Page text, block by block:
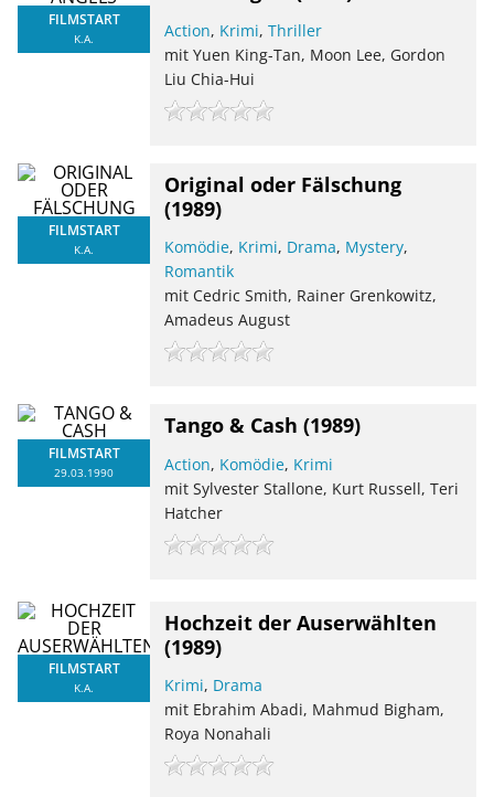
FILMSTART
K.A. Action, Krimi,Thriller
mit Yuen King-Tan, Moon Lee, Gordon
Liu Chia-Hui
FILMSTART
K.A.
Original oder Fälschung
(1989)
Komödie, Krimi, Drama, Mystery,
Romantik
mit Cedric Smith, Rainer Grenkowitz,
Amadeus August
FILMSTART
29.03.1990
Tango & Cash (1989)
Action, Komödie, Krimi
mit Sylvester Stallone, Kurt Russell, Teri
Hatcher
FILMSTART
K.A.
Hochzeit der Auserwählten
(1989)
Krimi, Drama
mit Ebrahim Abadi, Mahmud Bigham,
Roya Nonahali